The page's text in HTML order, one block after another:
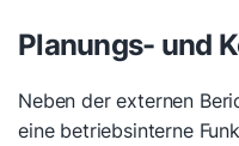
Planungs- und
Neben der externen
eine betriebsinterne